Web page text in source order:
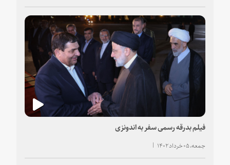
فیلم بدرقه رسمی سفر به اندونزی
جمعه، ۰۵ خرداد ۱۴۰۲